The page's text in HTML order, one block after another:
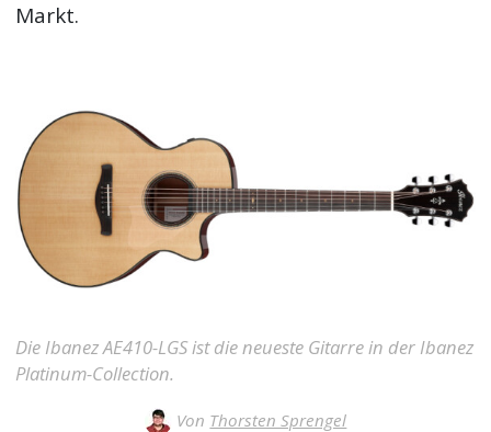
Markt.
Die Ibanez AE410-LGS ist die neueste Gitarre in der Ibanez
Platinum-Collection.
Von Thorsten Sprengel